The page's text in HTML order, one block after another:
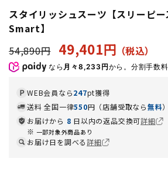
スタイリッシュスーツ【スリーピ
Smart】
54,890円
49,401円
なら 月々8,233円から。分割手数
WEB会員なら247pt獲得
送料 全国一律550円（店舗受取なら無料）
お届けから 8 日以内の返品交換可詳細
一部対象外商品あり
お届け日を調べる詳細